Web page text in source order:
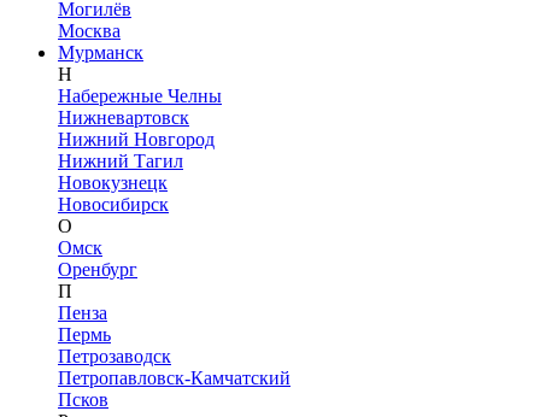
Могилёв
Москва
Мурманск
Н
Набережные Челны
Нижневартовск
Нижний Новгород
Нижний Тагил
Новокузнецк
Новосибирск
О
Омск
Оренбург
П
Пенза
Пермь
Петрозаводск
Петропавловск-Камчатский
Псков